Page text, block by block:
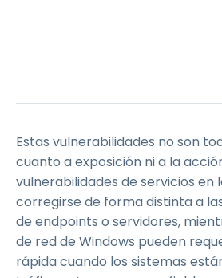
Estas vulnerabilidades no son
cuanto a exposición ni a la
vulnerabilidades de servicios en
corregirse de forma distinta a
de endpoints o servidores,
de red de Windows pueden
rápida cuando los sistemas